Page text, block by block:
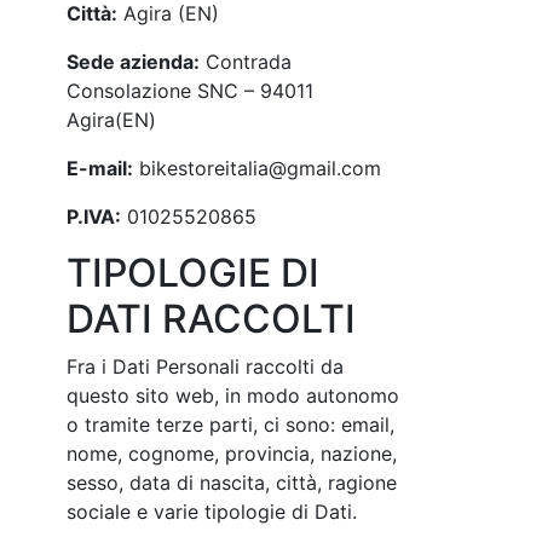
Città: Agira (EN)
Sede azienda: Contrada
Consolazione SNC – 94011
Agira(EN)
E-mail: bikestoreitalia@gmail.com
P.IVA: 01025520865
TIPOLOGIE DI
DATI RACCOLTI
Fra i Dati Personali raccolti da
questo sito web, in modo autonomo
o tramite terze parti, ci sono: email,
nome, cognome, provincia, nazione,
sesso, data di nascita, città, ragione
sociale e varie tipologie di Dati.